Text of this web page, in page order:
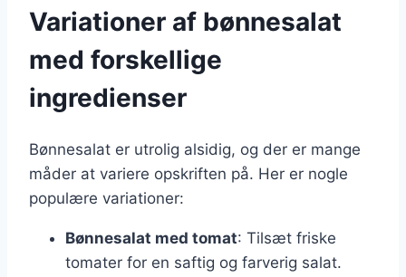
Variationer af bønnesalat
med forskellige
ingredienser
Bønnesalat er utrolig alsidig, og der er mange
måder at variere opskriften på. Her er nogle
populære variationer:
Bønnesalat med tomat: Tilsæt friske
tomater for en saftig og farverig salat.